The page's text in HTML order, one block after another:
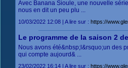
Avec Banana Sioule, une nouvelle
nous en dit un peu plu ...
10/03/2022 12:08 | A lire sur : https://
Le programme de la saison 2
Nous avons été&nbsp;l&rsquo;un des
qui compte aujourd& ...
23/02/2022 16:14 | A lire sur : https://